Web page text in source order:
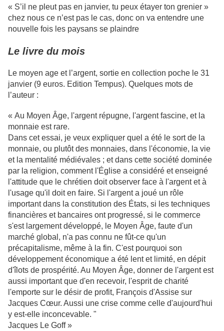
« S’il ne pleut pas en janvier, tu peux étayer ton grenier »
chez nous ce n’est pas le cas, donc on va entendre une
nouvelle fois les paysans se plaindre
Le livre du mois
Le moyen age et l’argent, sortie en collection poche le 31
janvier (9 euros. Edition Tempus). Quelques mots de
l’auteur :
« Au Moyen Âge, l'argent répugne, l'argent fascine, et la
monnaie est rare.
Dans cet essai, je veux expliquer quel a été le sort de la
monnaie, ou plutôt des monnaies, dans l'économie, la vie
et la mentalité médiévales ; et dans cette société dominée
par la religion, comment l'Église a considéré et enseigné
l'attitude que le chrétien doit observer face à l'argent et à
l'usage qu'il doit en faire. Si l'argent a joué un rôle
important dans la constitution des États, si les techniques
financières et bancaires ont progressé, si le commerce
s'est largement développé, le Moyen Âge, faute d'un
marché global, n'a pas connu ne fût-ce qu'un
précapitalisme, même à la fin. C'est pourquoi son
développement économique a été lent et limité, en dépit
d'îlots de prospérité. Au Moyen Âge, donner de l'argent est
aussi important que d'en recevoir, l'esprit de charité
l'emporte sur le désir de profit, François d'Assise sur
Jacques Cœur. Aussi une crise comme celle d'aujourd'hui
y est-elle inconcevable. "
Jacques Le Goff »